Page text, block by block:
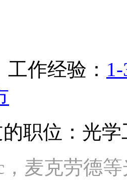
工作经验：
职位：光
麦克劳德